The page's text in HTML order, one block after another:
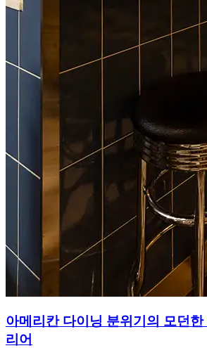
아메리칸 다이닝 분위기의 모던한
리어